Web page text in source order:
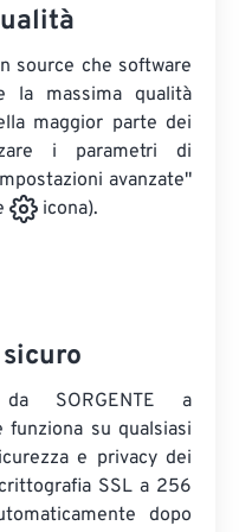
source che software
la massima qualità
maggior parte dei
i parametri di
avanzate"
icona).
SORGENTE a
funziona su qualsiasi
e privacy dei
SSL a 256
dopo